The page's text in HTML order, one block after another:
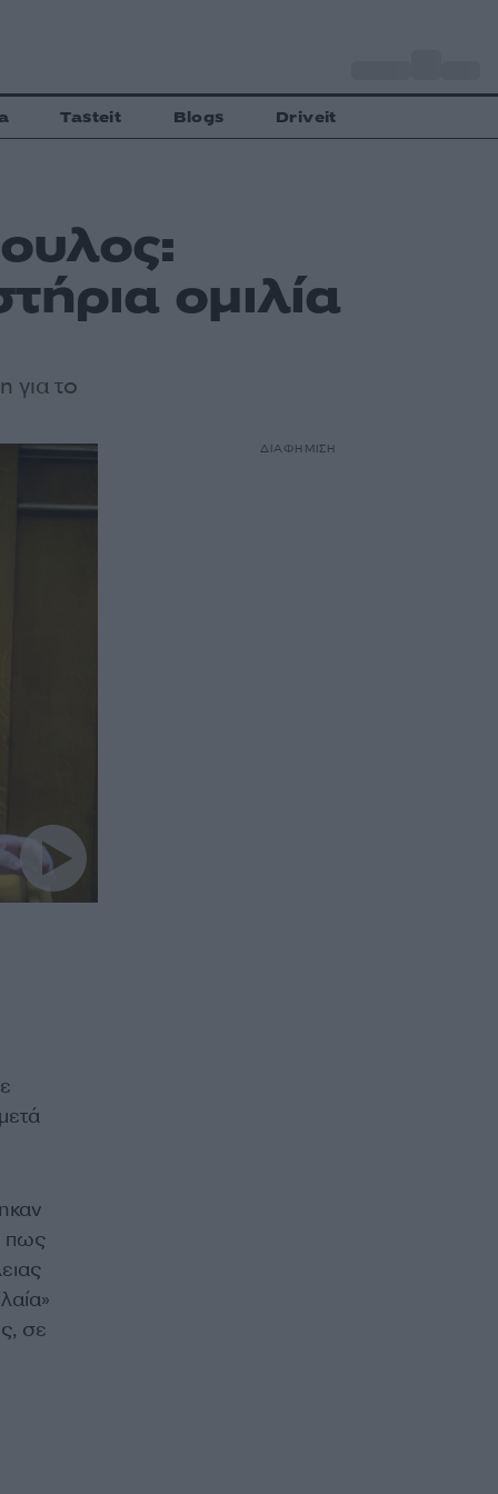
Tasteit Blogs Driveit
ομιλία
για το
πως
σε
ΔΙΑΦΗΜΙΣΗ